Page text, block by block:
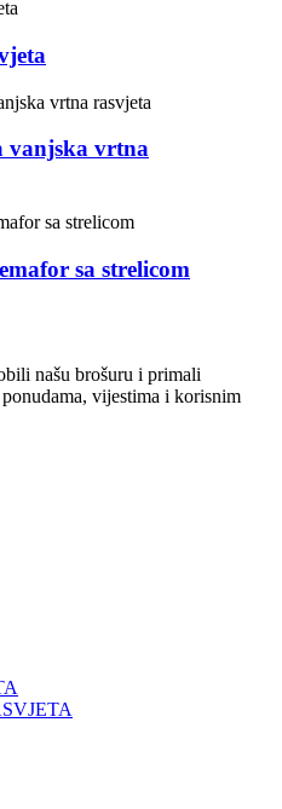
vanjska vrtna
sa strelicom
našu brošuru i primali
vijestima i korisnim